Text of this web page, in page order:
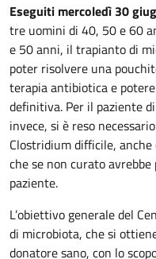
Eseguiti mercoledì 30
tre uomini di 40, 50 e 60
e 50 anni, il trapianto di
poter risolvere una
terapia antibiotica e
definitiva. Per il paziente
invece, si è reso
Clostridium difficile,
che se non curato
paziente.
L’obiettivo generale del
di microbiota, che si
donatore sano, con lo